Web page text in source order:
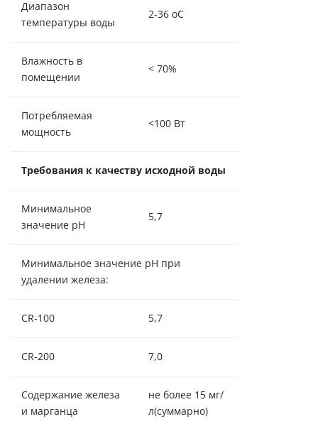
Диапазон
температуры воды
2-36 оС
Влажность в
помещении
< 70%
Потребляемая
мощность
<100 Вт
Требования к качеству исходной воды
Минимальное
значение рН
5,7
Минимальное значение рН при
удалении железа:
CR-100 5,7
CR-200 7,0
Содержание железа
и марганца
не более 15 мг/
л(суммарно)